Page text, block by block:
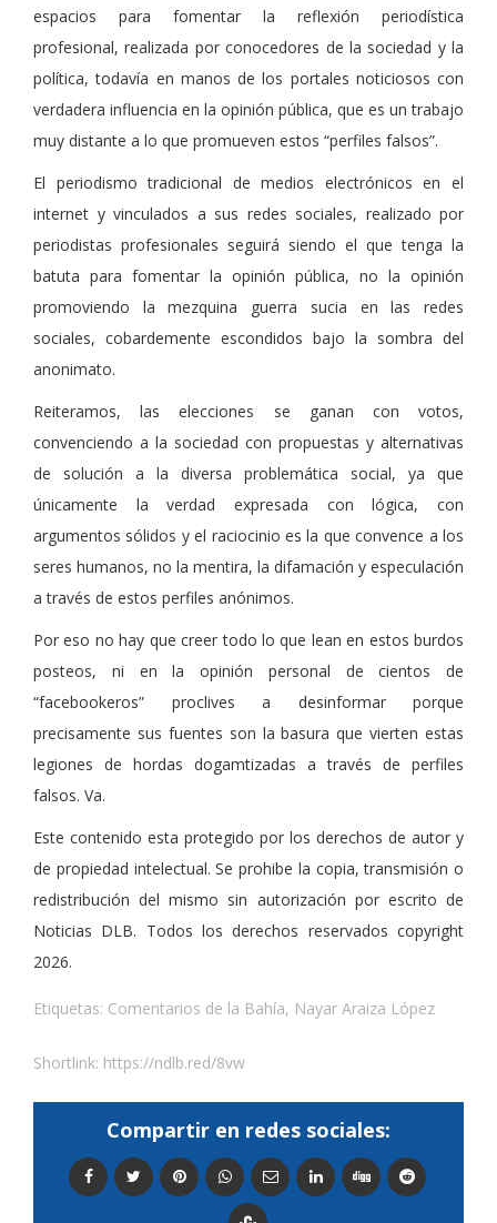
espacios para fomentar la reflexión periodística
profesional, realizada por conocedores de la sociedad y la
política, todavía en manos de los portales noticiosos con
verdadera influencia en la opinión pública, que es un trabajo
muy distante a lo que promueven estos “perfiles falsos”.
El periodismo tradicional de medios electrónicos en el
internet y vinculados a sus redes sociales, realizado por
periodistas profesionales seguirá siendo el que tenga la
batuta para fomentar la opinión pública, no la opinión
promoviendo la mezquina guerra sucia en las redes
sociales, cobardemente escondidos bajo la sombra del
anonimato.
Reiteramos, las elecciones se ganan con votos,
convenciendo a la sociedad con propuestas y alternativas
de solución a la diversa problemática social, ya que
únicamente la verdad expresada con lógica, con
argumentos sólidos y el raciocinio es la que convence a los
seres humanos, no la mentira, la difamación y especulación
a través de estos perfiles anónimos.
Por eso no hay que creer todo lo que lean en estos burdos
posteos, ni en la opinión personal de cientos de
“facebookeros” proclives a desinformar porque
precisamente sus fuentes son la basura que vierten estas
legiones de hordas dogamtizadas a través de perfiles
falsos. Va.
Este contenido esta protegido por los derechos de autor y
de propiedad intelectual. Se prohibe la copia, transmisión o
redistribución del mismo sin autorización por escrito de
Noticias DLB. Todos los derechos reservados copyright
2026.
Etiquetas: Comentarios de la Bahía, Nayar Araiza López
Shortlink: https://ndlb.red/8vw
Compartir en redes sociales: